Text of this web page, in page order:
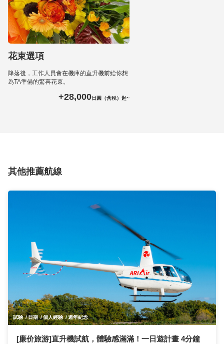
花束選項
降落後，工作人員會在機庫的直升機前給你想
為TA準備的驚喜花束。
+28,000日圓（含稅）起~
其他推薦航線
試驗 日期 個人經驗 週年紀念
[廉价旅游]直升機試航，體驗感滿滿！一日遊計畫 4分鐘